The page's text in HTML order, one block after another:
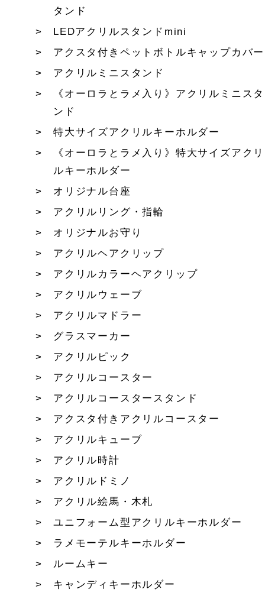
タンド
LEDアクリルスタンドmini
アクスタ付きペットボトルキャップカバー
アクリルミニスタンド
《オーロラとラメ入り》アクリルミニスタ
ンド
特大サイズアクリルキーホルダー
《オーロラとラメ入り》特大サイズアクリ
ルキーホルダー
オリジナル台座
アクリルリング・指輪
オリジナルお守り
アクリルヘアクリップ
アクリルカラーヘアクリップ
アクリルウェーブ
アクリルマドラー
グラスマーカー
アクリルピック
アクリルコースター
アクリルコースタースタンド
アクスタ付きアクリルコースター
アクリルキューブ
アクリル時計
アクリルドミノ
アクリル絵馬・木札
ユニフォーム型アクリルキーホルダー
ラメモーテルキーホルダー
ルームキー
キャンディキーホルダー